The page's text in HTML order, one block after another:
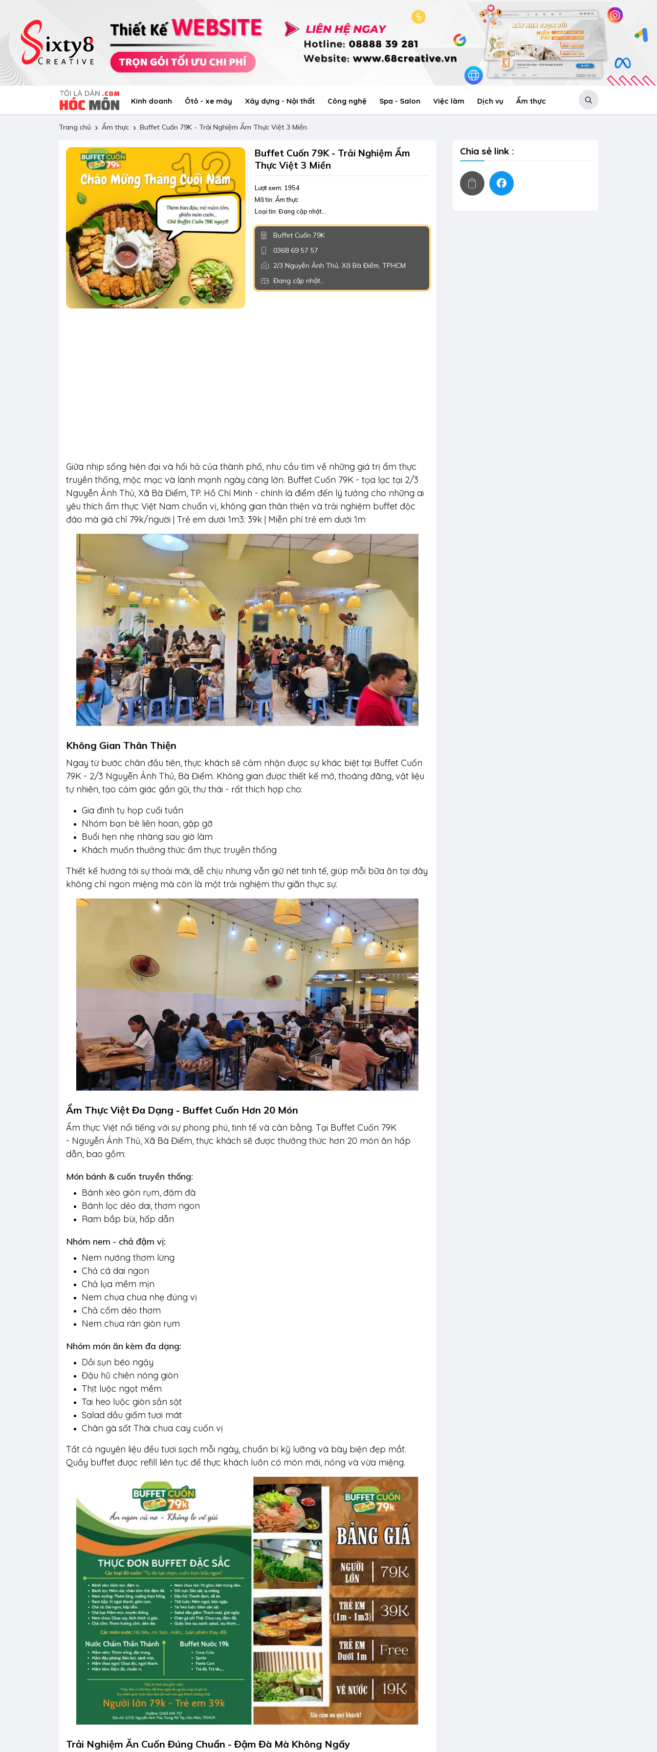
Kinh doanh Ôtô - xe máy Xây dựng - Nội thất Công nghệ Spa - Salon Việc làm Dịch vụ Ẩm thực
Trang chủ Ẩm thực Buffet Cuốn 79K - Trải Nghiệm Ẩm Thực Việt 3 Miền
Buffet Cuốn 79K - Trải Nghiệm Ẩm
Thực Việt 3 Miền
Lượt xem: 1954
Mã tin: Ẩm thực
Loại tin: Đang cập nhật...
Buffet Cuốn 79K
0368 69 57 57
2/3 Nguyễn Ảnh Thủ, Xã Bà Điểm, TPHCM
Đang cập nhật...
Giữa nhịp sống hiện đại và hối hả của thành phố, nhu cầu tìm về những giá trị ẩm thực
truyền thống, mộc mạc và lành mạnh ngày càng lớn. Buffet Cuốn 79K - tọa lạc tại 2/3
Nguyễn Ảnh Thủ, Xã Bà Điểm, TP. Hồ Chí Minh - chính là điểm đến lý tưởng cho những ai
yêu thích ẩm thực Việt Nam chuẩn vị, không gian thân thiện và trải nghiệm buffet độc
đáo mà giá chỉ 79k/người | Trẻ em dưới 1m3: 39k | Miễn phí trẻ em dưới 1m
Không Gian Thân Thiện
Ngay từ bước chân đầu tiên, thực khách sẽ cảm nhận được sự khác biệt tại Buffet Cuốn
79K - 2/3 Nguyễn Ảnh Thủ, Bà Điểm. Không gian được thiết kế mở, thoáng đãng, vật liệu
tự nhiên, tạo cảm giác gần gũi, thư thái - rất thích hợp cho:
Gia đình tụ họp cuối tuần
Nhóm bạn bè liên hoan, gặp gỡ
Buổi hẹn nhẹ nhàng sau giờ làm
Khách muốn thưởng thức ẩm thực truyền thống
Thiết kế hướng tới sự thoải mái, dễ chịu nhưng vẫn giữ nét tinh tế, giúp mỗi bữa ăn tại đây
không chỉ ngon miệng mà còn là một trải nghiệm thư giãn thực sự.
Ẩm Thực Việt Đa Dạng - Buffet Cuốn Hơn 20 Món
Ẩm thực Việt nổi tiếng với sự phong phú, tinh tế và cân bằng. Tại Buffet Cuốn 79K
- Nguyễn Ảnh Thủ, Xã Bà Điểm, thực khách sẽ được thưởng thức hơn 20 món ăn hấp
dẫn, bao gồm:
Món bánh & cuốn truyền thống:
Bánh xèo giòn rụm, đậm đà
Bánh lọc dẻo dai, thơm ngon
Ram bắp bùi, hấp dẫn
Nhóm nem - chả đậm vị:
Nem nướng thơm lừng
Chả cá dai ngon
Chả lụa mềm mịn
Nem chua chua nhẹ đúng vị
Chả cốm dẻo thơm
Nem chua rán giòn rụm
Nhóm món ăn kèm đa dạng:
Dồi sụn béo ngậy
Đậu hũ chiên nóng giòn
Thịt luộc ngọt mềm
Tai heo luộc giòn sần sật
Salad dầu giấm tươi mát
Chân gà sốt Thái chua cay cuốn vị
Tất cả nguyên liệu đều tươi sạch mỗi ngày, chuẩn bị kỹ lưỡng và bày biện đẹp mắt.
Quầy buffet được refill liên tục để thực khách luôn có món mới, nóng và vừa miệng.
Trải Nghiệm Ăn Cuốn Đúng Chuẩn - Đậm Đà Mà Không Ngấy
Chia sẻ link :